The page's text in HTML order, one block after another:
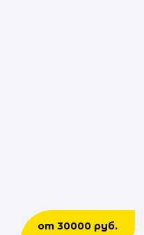
от 30000 руб.